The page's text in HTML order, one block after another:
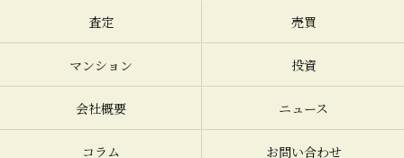
査定 売買
マンション 投資
会社概要 ニュース
コラム お問い合わせ